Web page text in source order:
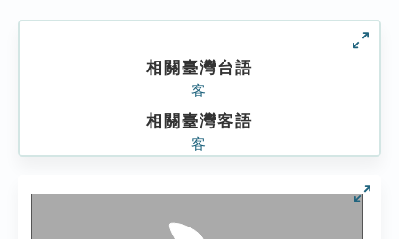
相關臺灣台語
客
相關臺灣客語
客